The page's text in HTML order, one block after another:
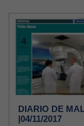
DIARIO DE
|04/11/2017